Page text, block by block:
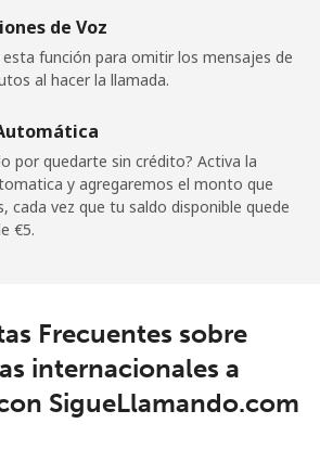
232 min por ⁦€10⁩ ⁦7¢⁩
1428 min por
⁦€10⁩
de Voz
esta función para omitir los mensajes de
al hacer la llamada.
por quedarte sin crédito? Activa la
y agregaremos el monto que
cada vez que tu saldo disponible quede
⁦€5⁩.
Frecuentes sobre
internacionales a
SigueLlamando.com